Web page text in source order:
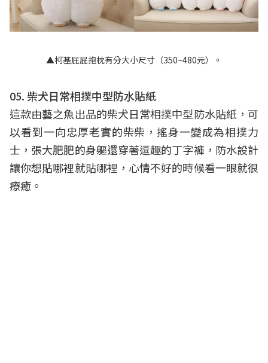
▲柯基屁屁抱枕有分大小尺寸（350~480元）。
05. 柴犬日常相撲中型防水貼紙
這款由藝之魚出品的柴犬日常相撲中型防水貼紙，可
以看到一向忠厚老實的柴柴，搖身一變成為相撲力
士，張大肥肥的身軀還穿著逗趣的丁字褲，防水設計
讓你想貼哪裡就貼哪裡，心情不好的時候看一眼就很
療癒。